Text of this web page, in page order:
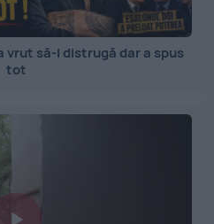
vrut să-l distrugă dar a spus
tot